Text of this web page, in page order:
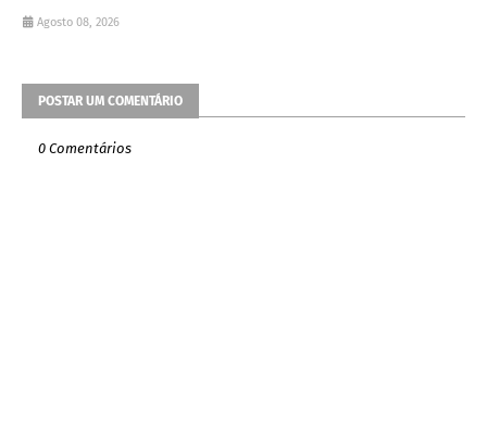
Agosto 08, 2026
POSTAR UM COMENTÁRIO
0 Comentários